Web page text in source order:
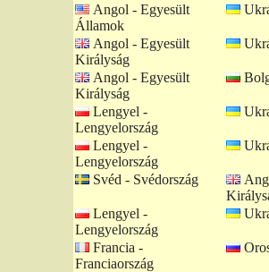
Angol - Egyesült
Államok
Angol - Egyesült
Királyság
Angol - Egyesült
Királyság
Lengyel -
Lengyelország
Lengyel -
Lengyelország
Svéd - Svédország
Lengyel -
Lengyelország
Francia -
Franciaország